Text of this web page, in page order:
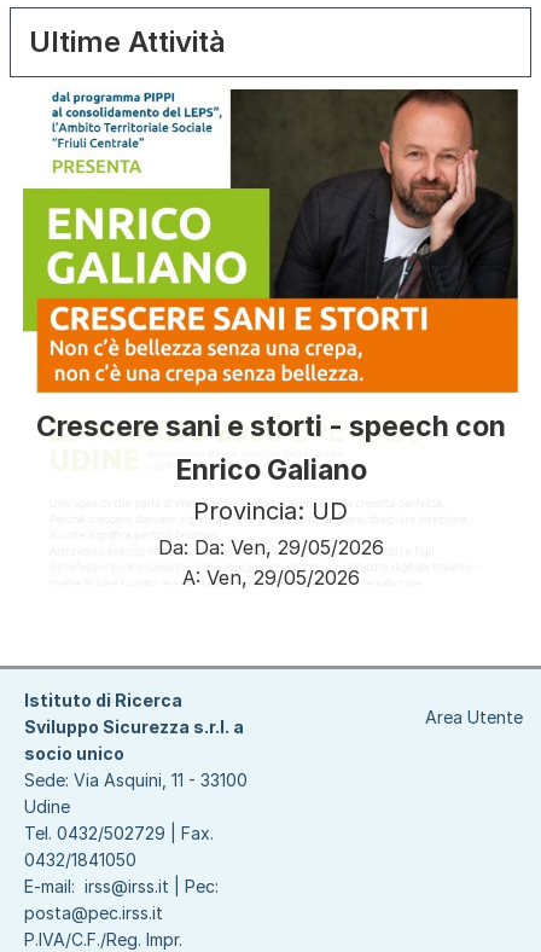
Ultime Attività
Crescere sani e storti - speech con
Enrico Galiano
Provincia: UD
Da: Da: Ven, 29/05/2026
A: Ven, 29/05/2026
Area Utente
Istituto di Ricerca
Sviluppo Sicurezza s.r.l. a
socio unico
Sede: Via Asquini, 11 - 33100
Udine
Tel. 0432/502729 | Fax.
0432/1841050
E-mail: irss@irss.it | Pec:
posta@pec.irss.it
P.IVA/C.F./Reg. Impr.